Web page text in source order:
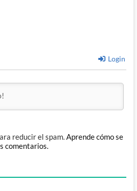
Login
reducir el spam.Aprende cómo se
comentarios.